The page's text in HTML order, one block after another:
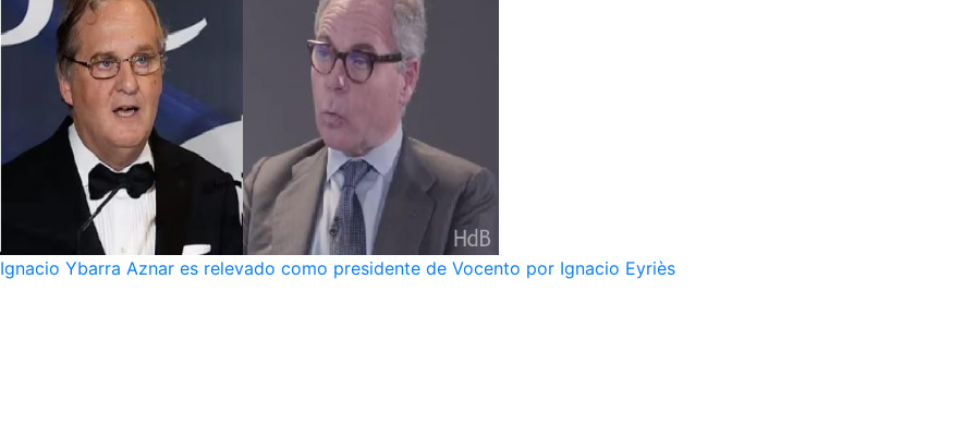
Ignacio Ybarra Aznar es relevado como presidente de Vocento por Ignacio Eyriès